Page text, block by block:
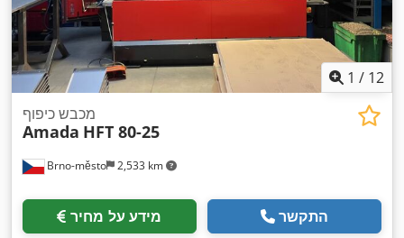
1 / 12
Brno-město 2,533 km
מכבש כיפוף
Amada HFT 80-25
מידע על מחיר התקשר